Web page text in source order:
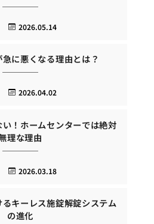
2026.05.14
に悪くなる理由とは？
2026.04.02
！ホームセンターでは絶対
理な理由
2026.03.18
キーレス施錠解錠システム
の進化